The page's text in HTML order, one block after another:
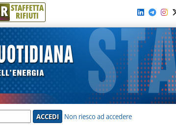
R STAFFETTA
RIFIUTI
Non riesco ad accedere